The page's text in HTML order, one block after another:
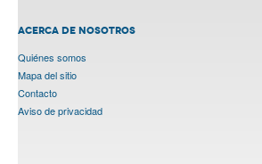
ACERCA DE NOSOTROS
Quiénes somos
Mapa del sitio
Contacto
Aviso de privacidad